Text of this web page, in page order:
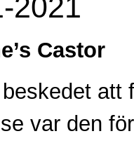
2021
Castor
att
var den